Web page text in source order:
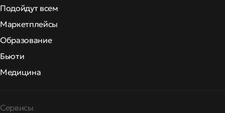
Подойдут всем
Маркетплейсы
Образование
Бьюти
Медицина
Сервисы